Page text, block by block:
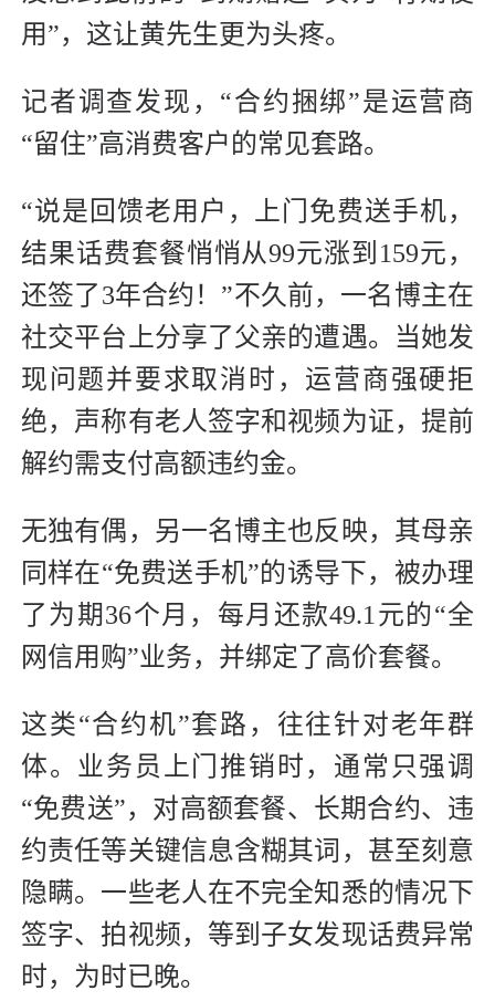
用”，这让黄先生更为头疼。
记者调查发现，“合约捆绑”是运营商
“留住”高消费客户的常见套路。
“说是回馈老用户，上门免费送手机，
结果话费套餐悄悄从99元涨到159元，
还签了3年合约！”不久前，一名博主在
社交平台上分享了父亲的遭遇。当她发
现问题并要求取消时，运营商强硬拒
绝，声称有老人签字和视频为证，提前
解约需支付高额违约金。
无独有偶，另一名博主也反映，其母亲
同样在“免费送手机”的诱导下，被办理
了为期36个月，每月还款49.1元的“全
网信用购”业务，并绑定了高价套餐。
这类“合约机”套路，往往针对老年群
体。业务员上门推销时，通常只强调
“免费送”，对高额套餐、长期合约、违
约责任等关键信息含糊其词，甚至刻意
隐瞒。一些老人在不完全知悉的情况下
签字、拍视频，等到子女发现话费异常
时，为时已晚。